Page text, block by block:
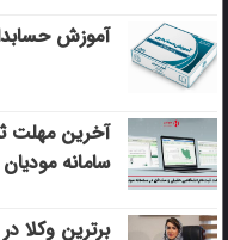
آموزش
آخرین مهلت
سامانه مودیان
برترین وکلا